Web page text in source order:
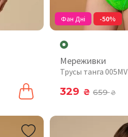
Фан Дні -50%
Мереживки
Трусы танга 005MV
329 ₴ 659₴